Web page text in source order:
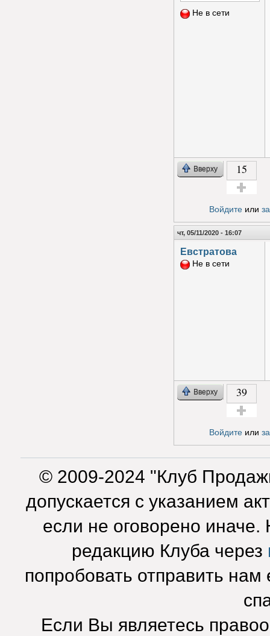
Не в сети
Вверху 15
Войдитеили
чт, 05/11/2020 - 16:07
Евстратова
Не в сети
Вверху 39
Войдитеили
© 2009-2024 "Клуб
допускается с указанием
если не оговорено
редакцию Клуба через
попробовать отправить нам
Если Вы являетесь